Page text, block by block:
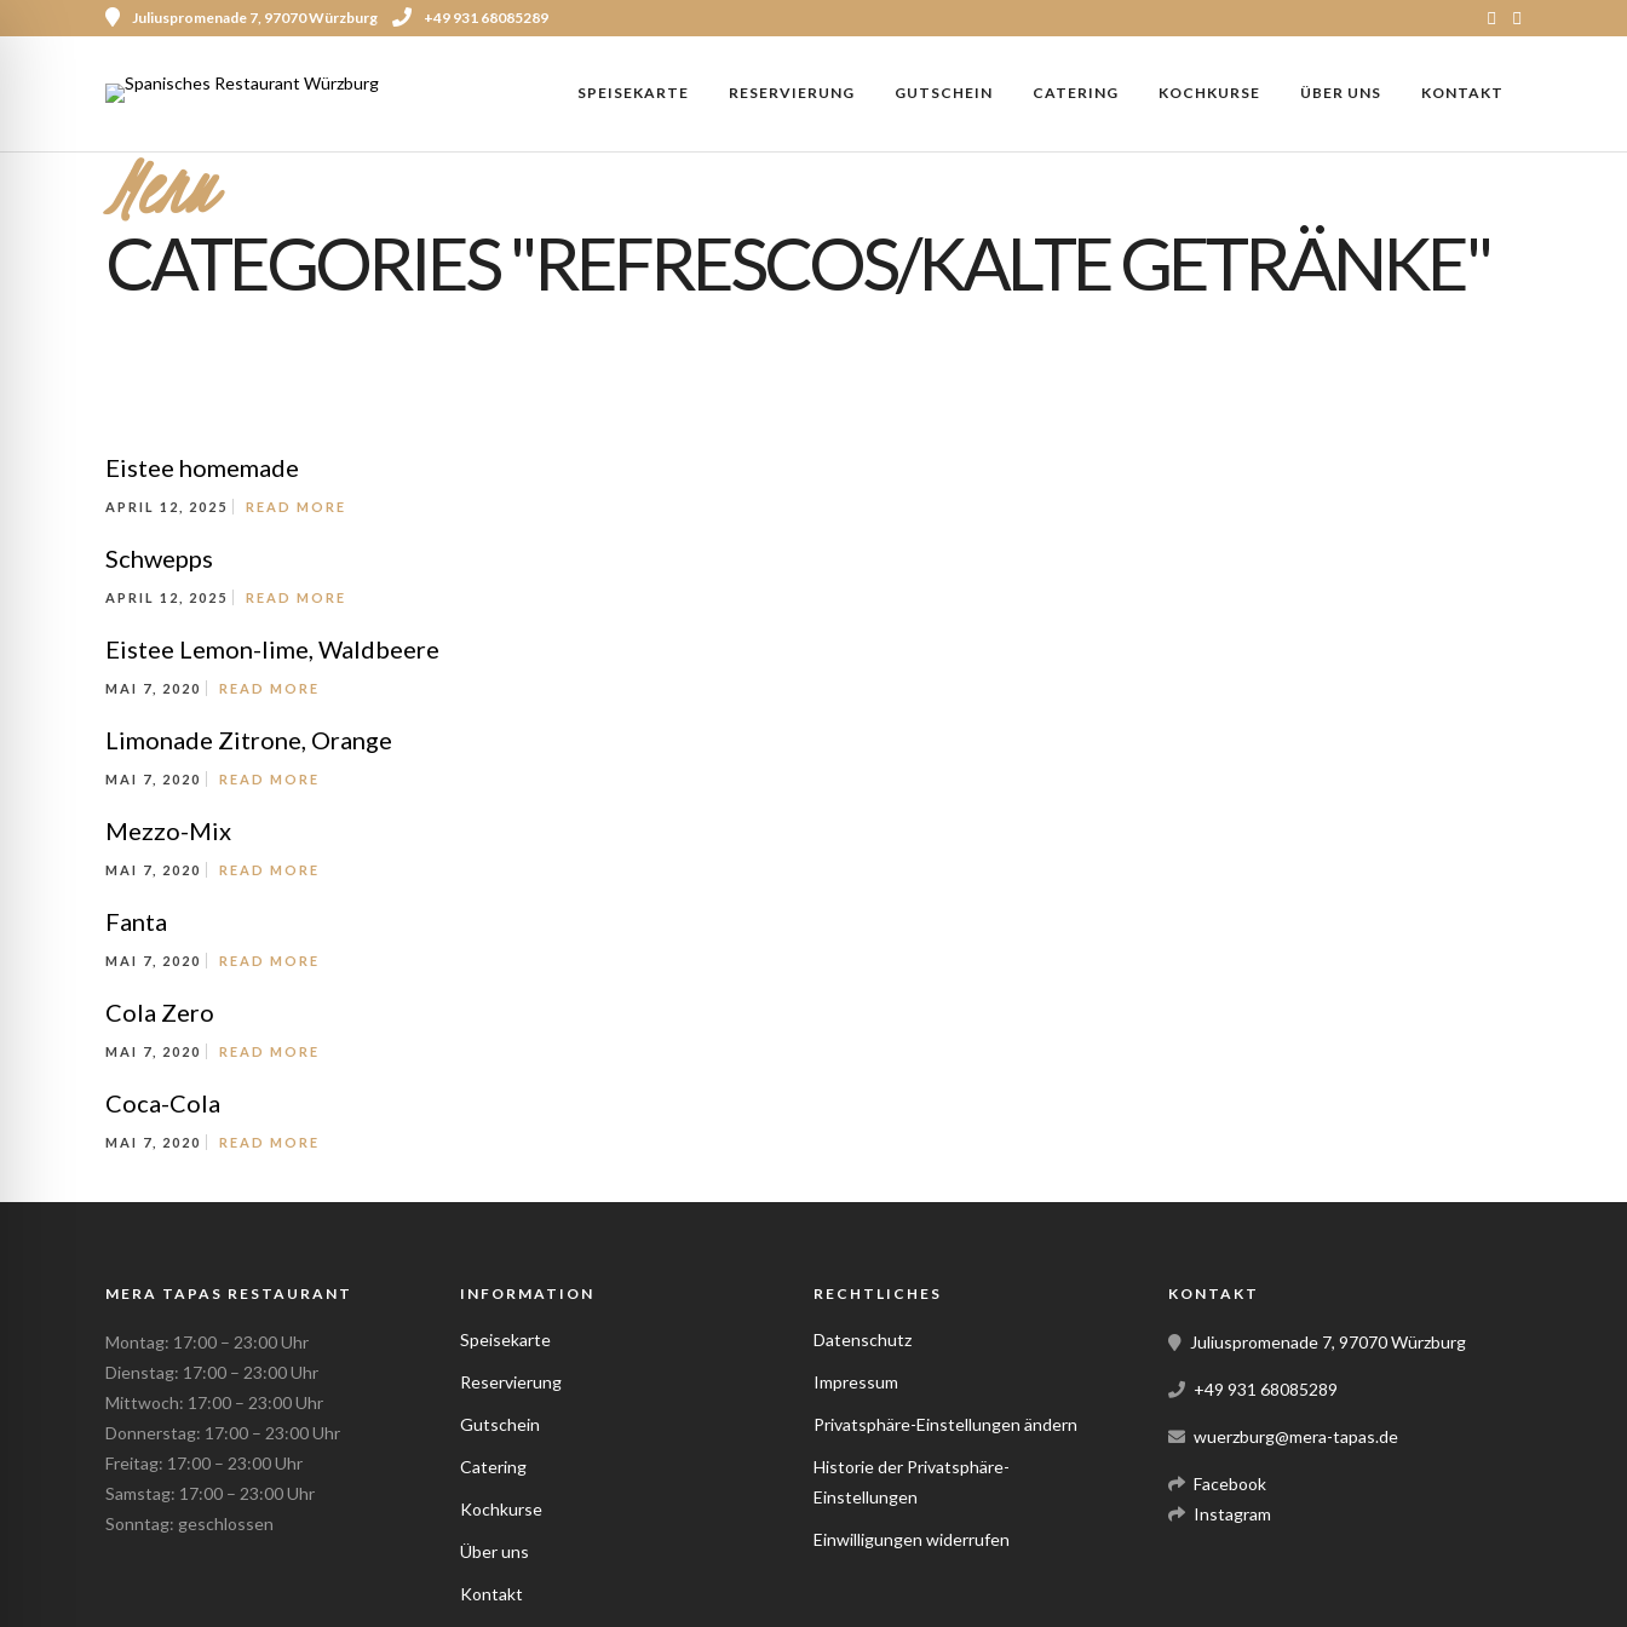
Juliuspromenade 7, 97070 Würzburg +49 931 68085289
SPEISEKARTE RESERVIERUNG GUTSCHEIN CATERING KOCHKURSE ÜBER UNS KONTAKT
Menu
CATEGORIES "REFRESCOS/KALTE GETRÄNKE"
Eistee homemade
APRIL 12, 2025 READ MORE
Schwepps
APRIL 12, 2025 READ MORE
Eistee Lemon-lime, Waldbeere
MAI 7, 2020 READ MORE
Limonade Zitrone, Orange
MAI 7, 2020 READ MORE
Mezzo-Mix
MAI 7, 2020 READ MORE
Fanta
MAI 7, 2020 READ MORE
Cola Zero
MAI 7, 2020 READ MORE
Coca-Cola
MAI 7, 2020 READ MORE
MERA TAPAS RESTAURANT
Montag: 17:00 – 23:00 Uhr
Dienstag: 17:00 – 23:00 Uhr
Mittwoch: 17:00 – 23:00 Uhr
Donnerstag: 17:00 – 23:00 Uhr
Freitag: 17:00 – 23:00 Uhr
Samstag: 17:00 – 23:00 Uhr
Sonntag: geschlossen
INFORMATION
Speisekarte
Reservierung
Gutschein
Catering
Kochkurse
Über uns
Kontakt
RECHTLICHES
Datenschutz
Impressum
Privatsphäre-Einstellungen ändern
Historie der Privatsphäre-
Einstellungen
Einwilligungen widerrufen
KONTAKT
Juliuspromenade 7, 97070 Würzburg
+49 931 68085289
wuerzburg@mera-tapas.de
Facebook
Instagram